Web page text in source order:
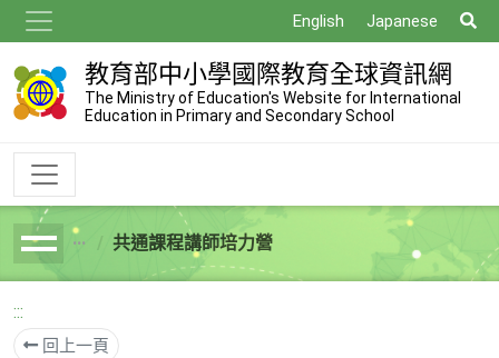
到
主
要
內
English Japanese
尋
教育部中小學國際教育全球資訊網
The Ministry of Education's Website for International
Education in Primary and Secondary School
breadcrumb共通課程講師培力營
:::
回上一頁